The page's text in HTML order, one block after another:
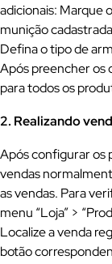
adicionais: Marque
munição
Defina o tipo de
Após preencher os
para todos os
2. Realizando
Após configurar os
vendas
as vendas. Para
menu “Loja” >
Localize a venda
botão